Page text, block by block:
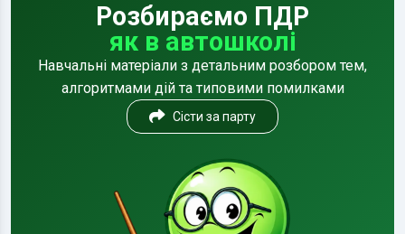
Розбираємо ПДР
як в автошколі
Навчальні матеріали з детальним розбором тем,
алгоритмами дій та типовими помилками
Сісти за парту